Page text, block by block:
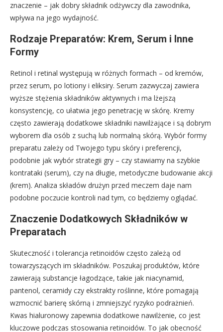
znaczenie – jak dobry składnik odżywczy dla zawodnika,
wpływa na jego wydajność.
Rodzaje Preparatów: Krem, Serum i Inne
Formy
Retinol i retinal występują w różnych formach – od kremów,
przez serum, po lotiony i eliksiry. Serum zazwyczaj zawiera
wyższe stężenia składników aktywnych i ma lżejszą
konsystencję, co ułatwia jego penetrację w skórę. Kremy
często zawierają dodatkowe składniki nawilżające i są dobrym
wyborem dla osób z suchą lub normalną skórą. Wybór formy
preparatu zależy od Twojego typu skóry i preferencji,
podobnie jak wybór strategii gry – czy stawiamy na szybkie
kontrataki (serum), czy na długie, metodyczne budowanie akcji
(krem). Analiza składów drużyn przed meczem daje nam
podobne poczucie kontroli nad tym, co będziemy oglądać.
Znaczenie Dodatkowych Składników w
Preparatach
Skuteczność i tolerancja retinoidów często zależą od
towarzyszących im składników. Poszukaj produktów, które
zawierają substancje łagodzące, takie jak niacynamid,
pantenol, ceramidy czy ekstrakty roślinne, które pomagają
wzmocnić barierę skórną i zmniejszyć ryzyko podrażnień.
Kwas hialuronowy zapewnia dodatkowe nawilżenie, co jest
kluczowe podczas stosowania retinoidów. To jak obecność